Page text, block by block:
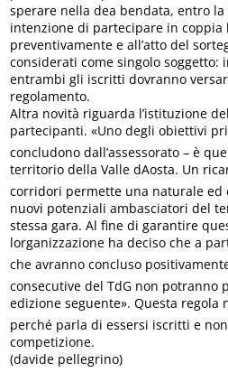
sperare nella dea bendata, entro la
intenzione di partecipare in coppia
preventivamente e all’atto del
considerati come singolo soggetto:
entrambi gli iscritti dovranno
regolamento.
Altra novità riguarda l’istituzione
partecipanti. «Uno degli obiettivi
concludono dall’assessorato – è
territorio della Valle dAosta. Un
corridori permette una naturale ed
nuovi potenziali ambasciatori del
stessa gara. Al fine di garantire
lorganizzazione ha deciso che a
che avranno concluso
consecutive del TdG non potranno
edizione seguente». Questa regola
perché parla di essersi iscritti e
competizione.
(davide pellegrino)